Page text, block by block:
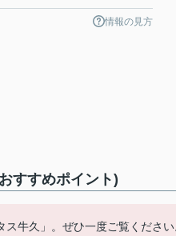
情報の見方
すすめポイント)
ス牛久」。ぜひ一度ご覧くださ